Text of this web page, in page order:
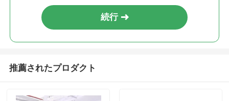
続行
推薦されたプロダクト